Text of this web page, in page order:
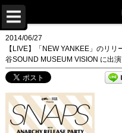
2014/06/27
【LIVE】「NEW YANKEE」のリ
谷SOUND MUSEUM VISION に出演
NEWS
LIVE
DISCOGRAPHY
VIDEO
PROFILE